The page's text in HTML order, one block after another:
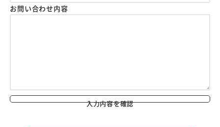
お問い合わせ内容
入力内容を確認